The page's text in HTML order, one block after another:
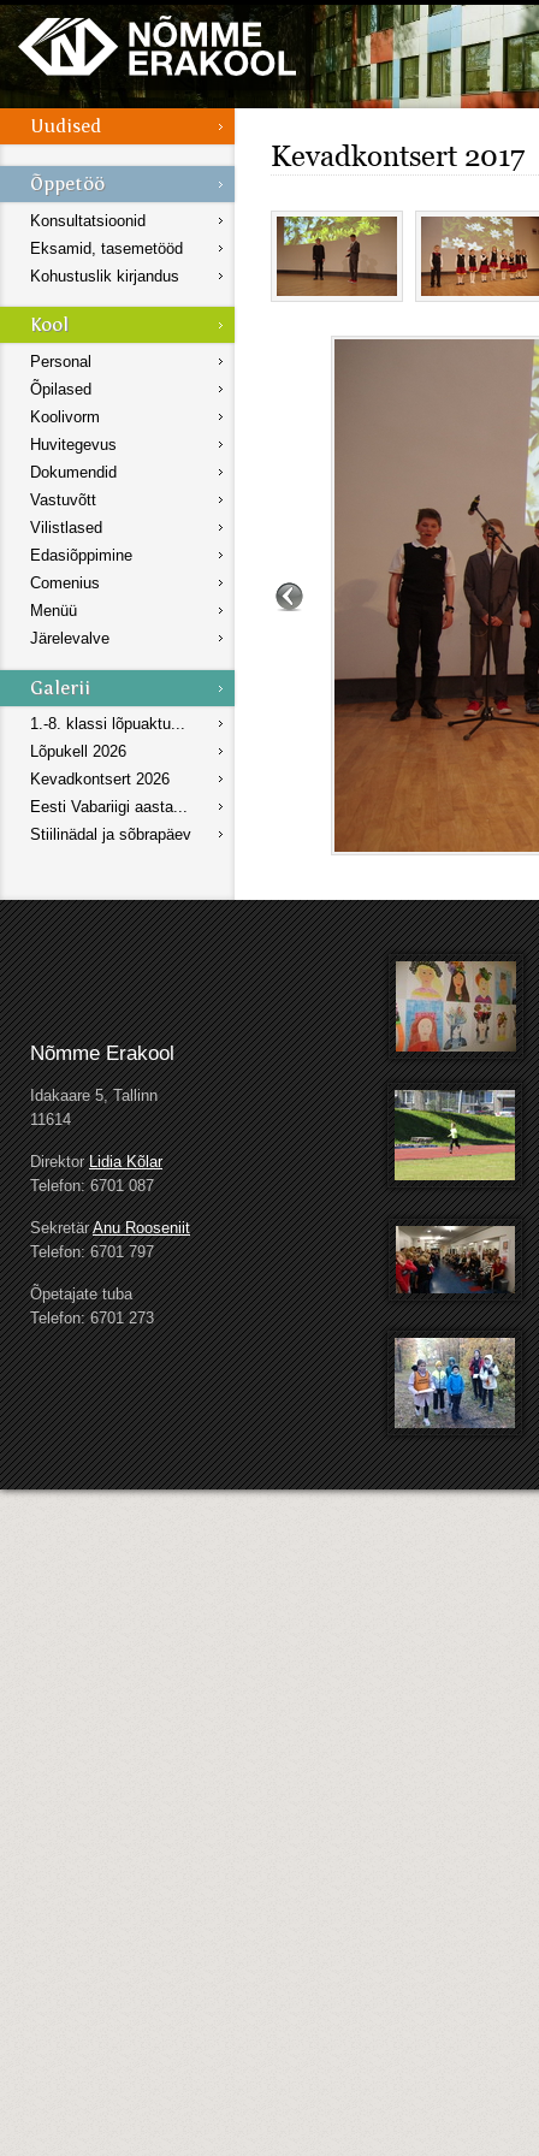
Konsultatsioonid
Eksamid, tasemetööd
Kohustuslik kirjandus
Personal
Õpilased
Koolivorm
Huvitegevus
Dokumendid
Vastuvõtt
Vilistlased
Edasiõppimine
Comenius
Menüü
Järelevalve
1.-8. klassi lõpuaktu...
Lõpukell 2026
Kevadkontsert 2026
Eesti Vabariigi aasta...
Stiilinädal ja sõbrapäev
Kevadkontsert 2017
Nõmme Erakool
Idakaare 5, Tallinn
11614
DirektorLidia Kõlar
Telefon: 6701 087
SekretärAnu Rooseniit
Telefon: 6701 797
Õpetajate tuba
Telefon: 6701 273